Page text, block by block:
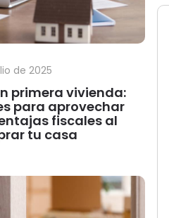
primera vivienda:
para aprovechar
fiscales al
tu casa
de 2025